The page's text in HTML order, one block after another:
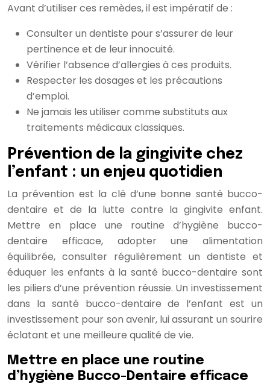
Avant d’utiliser ces remèdes, il est impératif de :
Consulter un dentiste pour s’assurer de leur
pertinence et de leur innocuité.
Vérifier l’absence d’allergies à ces produits.
Respecter les dosages et les précautions
d’emploi.
Ne jamais les utiliser comme substituts aux
traitements médicaux classiques.
Prévention de la gingivite chez
l’enfant : un enjeu quotidien
La prévention est la clé d’une bonne santé bucco-
dentaire et de la lutte contre la gingivite enfant.
Mettre en place une routine d’hygiène bucco-
dentaire efficace, adopter une alimentation
équilibrée, consulter régulièrement un dentiste et
éduquer les enfants à la santé bucco-dentaire sont
les piliers d’une prévention réussie. Un investissement
dans la santé bucco-dentaire de l’enfant est un
investissement pour son avenir, lui assurant un sourire
éclatant et une meilleure qualité de vie.
Mettre en place une routine
d’hygiène Bucco-Dentaire efficace